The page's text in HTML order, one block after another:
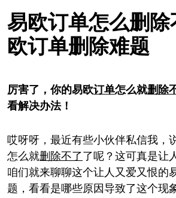
易欧订单怎么删除
欧订单删除难题
厉害了，你的易欧订单怎么就删除
看解决办法！
哎呀呀，最近有些小伙伴私信我，
怎么就删除不了了呢？这可真是让
咱们就来聊聊这个让人又爱又恨的
题，看看是哪些原因导致了这个现